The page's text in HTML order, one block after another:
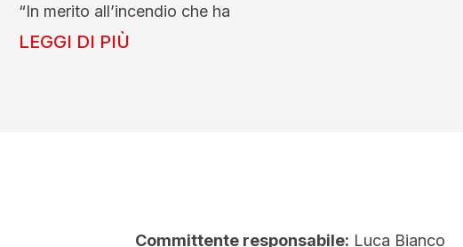
“In merito all’incendio che ha
LEGGI DI PIÙ
Committente responsabile: Luca Bianco